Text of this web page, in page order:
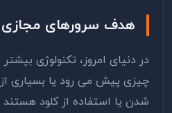
هدف سرورهای مجازی
در دنیای امروز، تکنولوژی
چیزی پیش می رود یا بسیاری
شدن یا استفاده از کلود هستند